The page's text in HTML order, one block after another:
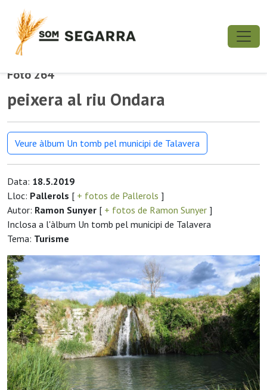
Foto 264
peixera al riu Ondara
Veure àlbum Un tomb pel municipi de Talavera
Data: 18.5.2019
Lloc: Pallerols [ + fotos de Pallerols ]
Autor: Ramon Sunyer [ + fotos de Ramon Sunyer ]
Inclosa a l'àlbum Un tomb pel municipi de Talavera
Tema: Turisme